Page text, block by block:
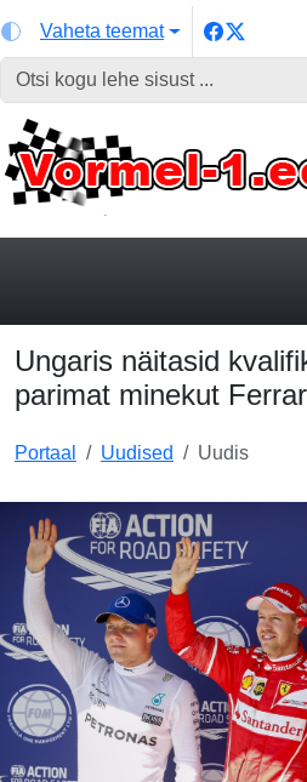
Vaheta teemat
Ungaris näitasid
parimat minekut
Portaal Uudised Uudis